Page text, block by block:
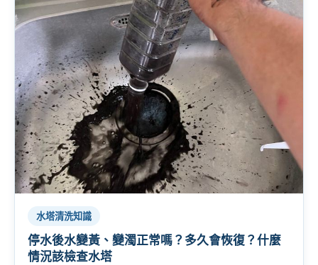
水塔清洗知識
停水後水變黃、變濁正常嗎？多久會恢復？什麼
情況該檢查水塔